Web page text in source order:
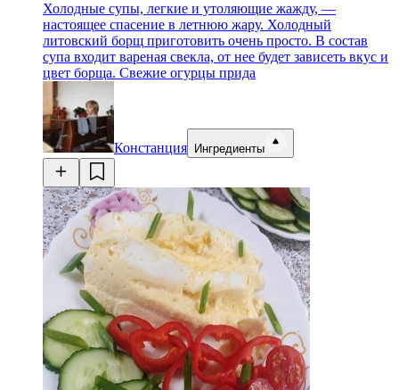
Холодные супы, легкие и утоляющие жажду, —
настоящее спасение в летнюю жару. Холодный
литовский борщ приготовить очень просто. В состав
супа входит вареная свекла, от нее будет зависеть вкус и
цвет борща. Свежие огурцы прида
Констанция Ингредиенты